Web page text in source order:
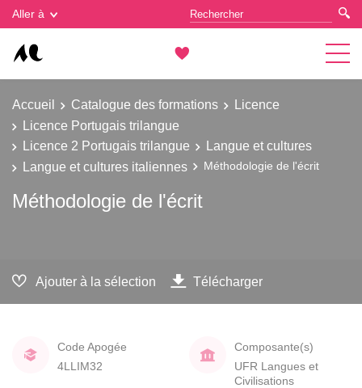
Aller à
Accueil Catalogue des formations
Licence
Licence Portugais trilangue
Licence 2 Portugais trilangue
Langue et cultures
Langue et cultures italiennes
Méthodologie de l'écrit
Méthodologie de l'écrit
Ajouter à la sélection Télécharger
Code Apogée
4LLIM32
Composante(s)
UFR Langues et
Civilisations
Gestion des cookies